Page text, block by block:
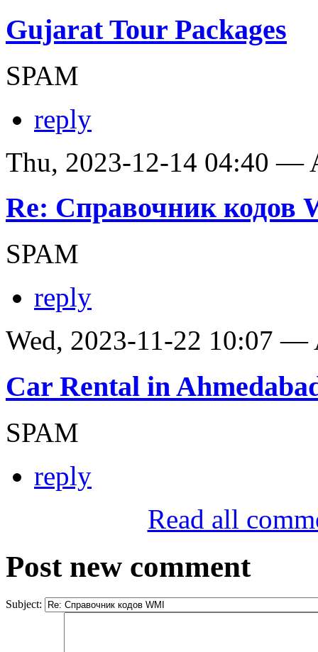
Gujarat Tour Packages
SPAM
reply
Thu, 2023-12-14 04:40 —
Re: Справочник кодов
SPAM
reply
Wed, 2023-11-22 10:07 —
Car Rental in
SPAM
reply
Read all
Post new comment
Subject: